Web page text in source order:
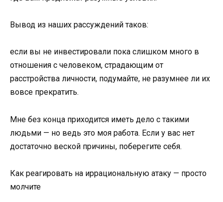
Вывод из наших рассуждений таков:
если вы не инвестировали пока слишком много в
отношения с человеком, страдающим от
расстройства личности, подумайте, не разумнее ли их
вовсе прекратить.
Мне без конца приходится иметь дело с такими
людьми — но ведь это моя работа. Если у вас нет
достаточно веской причины, поберегите себя.
Как реагировать на иррациональную атаку — просто
молчите